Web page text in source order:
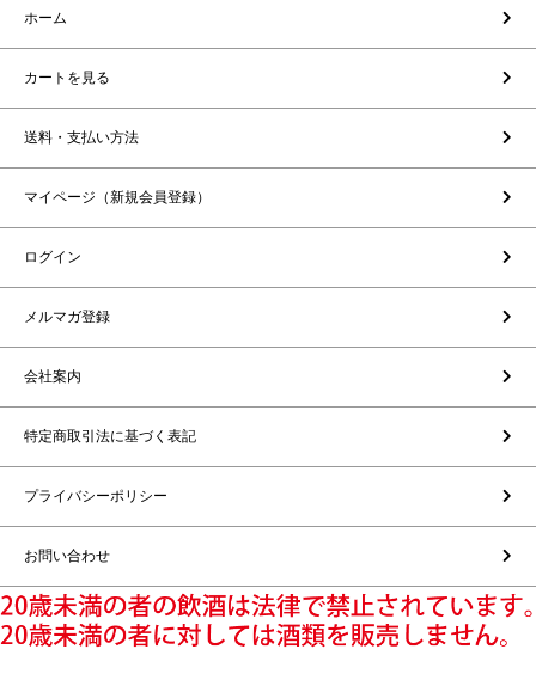
ホーム
カートを見る
送料・支払い方法
マイページ（新規会員登録）
ログイン
メルマガ登録
会社案内
特定商取引法に基づく表記
プライバシーポリシー
お問い合わせ